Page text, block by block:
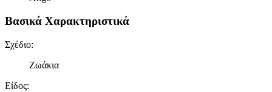
Βασικά Χαρακτηριστικά
Σχέδιο:
Ζωάκια
Είδος: